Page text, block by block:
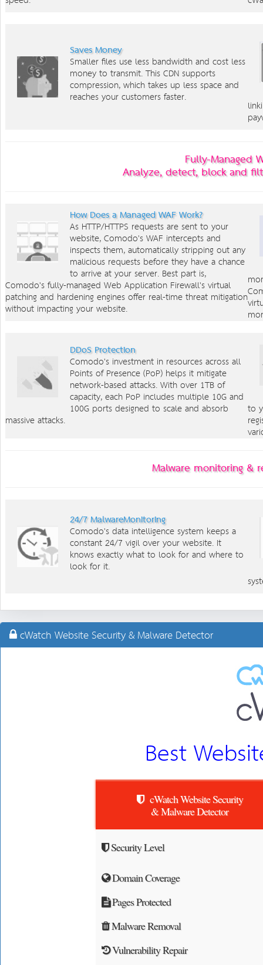
Saves Money
Smaller files use less bandwidth and cost less
money to transmit. This CDN supports
compression, which takes up less space and
reaches your customers faster.
Fully-Managed
Analyze, detect, block and
How Does a Managed WAF Work?
As HTTP/HTTPS requests are sent to your
website, Comodo's WAF intercepts and
inspects them, automatically stripping out any
malicious requests before they have a chance
to arrive at your server. Best part is,
Comodo's fully-managed Web Application Firewall's virtual
patching and hardening engines offer real-time threat mitigation
without impacting your website.
DDoS Protection
Comodo's investment in resources across all
Points of Presence (PoP) helps it mitigate
network-based attacks. With over 1TB of
capacity, each PoP includes multiple 10G and
100G ports designed to scale and absorb
massive attacks.
to
Malware monitoring &
24/7 MalwareMonitoring
Comodo's data intelligence system keeps a
constant 24/7 vigil over your website. It
knows exactly what to look for and where to
look for it.
cWatch Website Security & Malware Detector
Best